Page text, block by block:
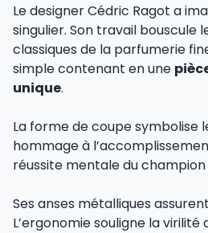
Le designer Cédric Ragot a
singulier. Son travail bouscule
classiques de la parfumerie
simple contenant en une
unique.
La forme de coupe symbolise
hommage à
réussite mentale du
Ses anses métalliques
L’ergonomie souligne la virilité